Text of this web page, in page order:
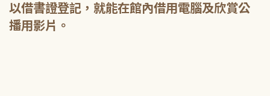
以借書證登記，就能在館內借用電腦及欣賞公
播用影片。